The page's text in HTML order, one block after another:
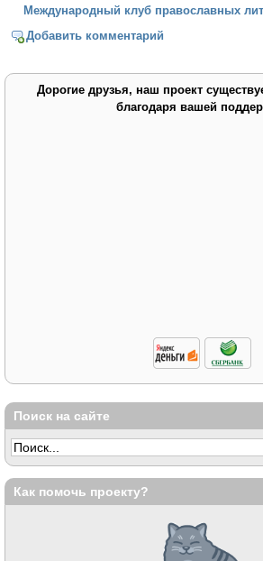
Международный клуб православных
Добавить комментарий
Дорогие друзья, наш проект
благодаря вашей
Поиск на сайте
Как помочь проекту?